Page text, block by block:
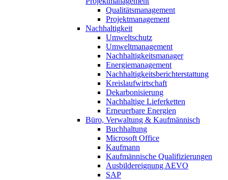
Qualitätsmanagement
Projektmanagement
Nachhaltigkeit
Umweltschutz
Umweltmanagement
Nachhaltigkeitsmanager
Energiemanagement
Nachhaltigkeitsberichterstattung
Kreislaufwirtschaft
Dekarbonisierung
Nachhaltige Lieferketten
Erneuerbare Energien
Büro, Verwaltung & Kaufmännisch
Buchhaltung
Microsoft Office
Kaufmann
Kaufmännische Qualifizierungen
Ausbildereignung AEVO
SAP